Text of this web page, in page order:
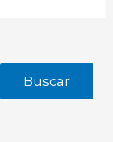
Buscar